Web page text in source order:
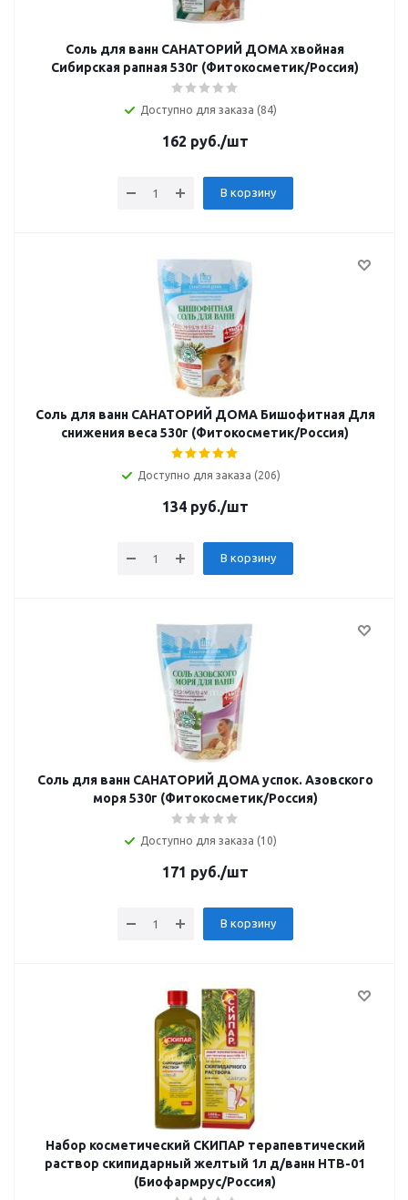
Соль для ванн САНАТОРИЙ ДОМА хвойная
Сибирская рапная 530г (Фитокосметик/Россия)
Доступно для заказа (84)
162 руб./шт
В корзину
Соль для ванн САНАТОРИЙ ДОМА Бишофитная Для
снижения веса 530г (Фитокосметик/Россия)
Доступно для заказа (206)
134руб./шт
В корзину
Соль для ванн САНАТОРИЙ ДОМА успок. Азовского
моря 530г (Фитокосметик/Россия)
Доступно для заказа (10)
171 руб./шт
В корзину
Набор косметический СКИПАР терапевтический
раствор скипидарный желтый 1л д/ванн НТВ-01
(Биофармрус/Россия)